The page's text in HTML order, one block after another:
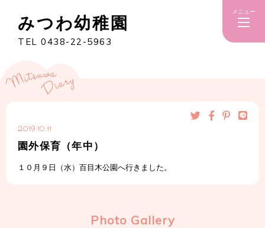
みつわ幼稚園
TEL 0438-22-5963
メニュー
2019.10.11
園外保育（年中）
１０月９日（水）百目木公園へ行きました。
Photo Gallery